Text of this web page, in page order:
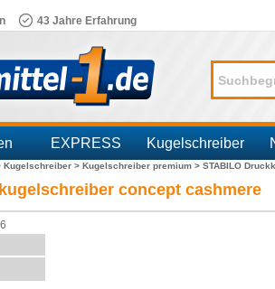
43 Jahre Erfahrung
EXPRESS Kugelschreiber
Kugelschreiber > Kugelschreiber premium > STABILO
concept cashmere